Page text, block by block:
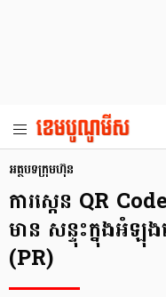
អត្ថបទក្រុមហ៊ុន
ការស្កេន QR
មាន សន្ទុះក្នុងអំឡុង
(PR)